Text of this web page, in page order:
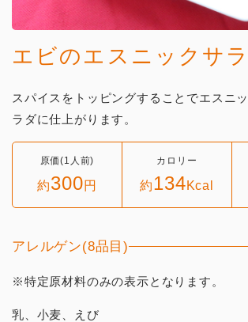
エビのエスニックサ
スパイスをトッピングすることでエスニ
ラダに仕上がります。
原価(1人前)
約300円
カロリー
約134Kcal
アレルゲン(8品目)
※特定原材料のみの表示となります。
乳、小麦、えび